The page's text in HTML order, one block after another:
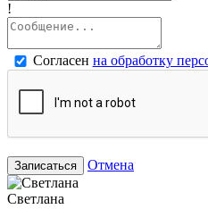
!
Согласен на обработку
Записаться Отмена
Светлана